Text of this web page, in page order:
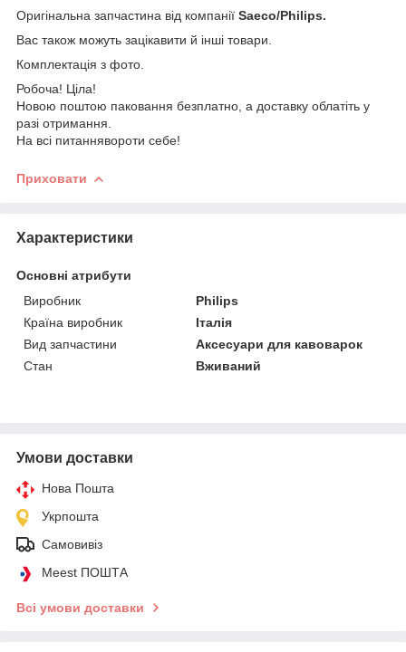
Оригінальна запчастина від компанії Saeco/Philips.
Вас також можуть зацікавити й інші товари.
Комплектація з фото.
Робоча! Ціла!
Новою поштою паковання безплатно, а доставку облатіть у
разі отримання.
На всі питаннявороти себе!
Приховати
Характеристики
Основні атрибути
Виробник
Philips
Країна виробник
Італія
Вид запчастини
Аксесуари для кавоварок
Стан
Вживаний
Умови доставки
Нова Пошта
Укрпошта
Самовивіз
Meest ПОШТА
Всі умови доставки